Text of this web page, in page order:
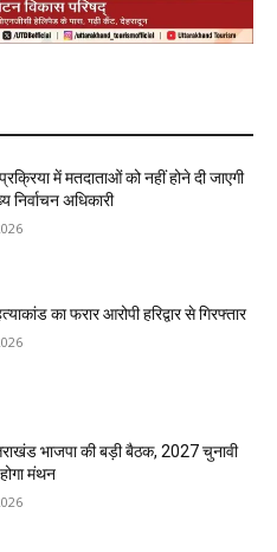
में मतदाताओं को नहीं होने दी जाएगी
निर्वाचन अधिकारी
का फरार आरोपी हरिद्वार से गिरफ्तार
भाजपा की बड़ी बैठक, 2027 चुनावी
मंथन